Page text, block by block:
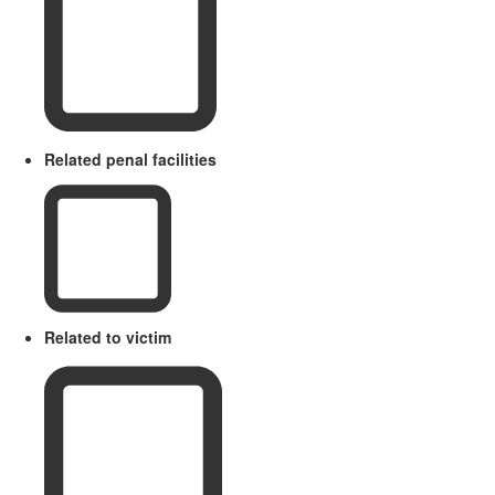
Related penal facilities
Related to victim